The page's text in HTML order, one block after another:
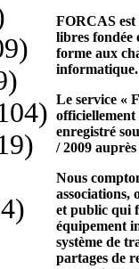
FORCAS
libres fondée
forme aux
informatique.
Le service «
officiellement
enregistré
/ 2009
Nous
associations,
et public qui
équipement
système de
partages de